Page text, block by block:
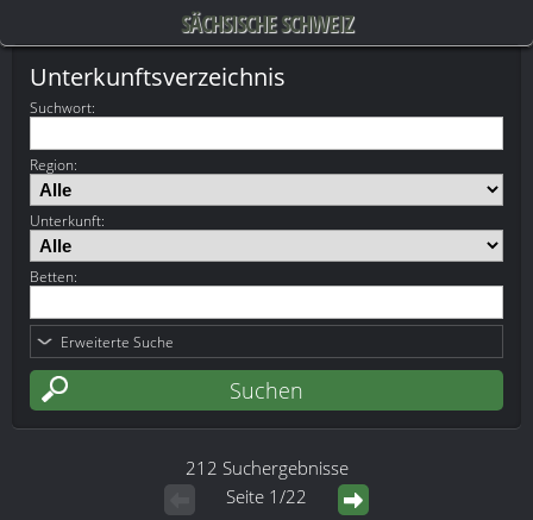
SÄCHSISCHE SCHWEIZ
Unterkunftsverzeichnis
Suchwort:
Region:
Unterkunft:
Betten:
Erweiterte Suche
212 Suchergebnisse
Seite 1/22